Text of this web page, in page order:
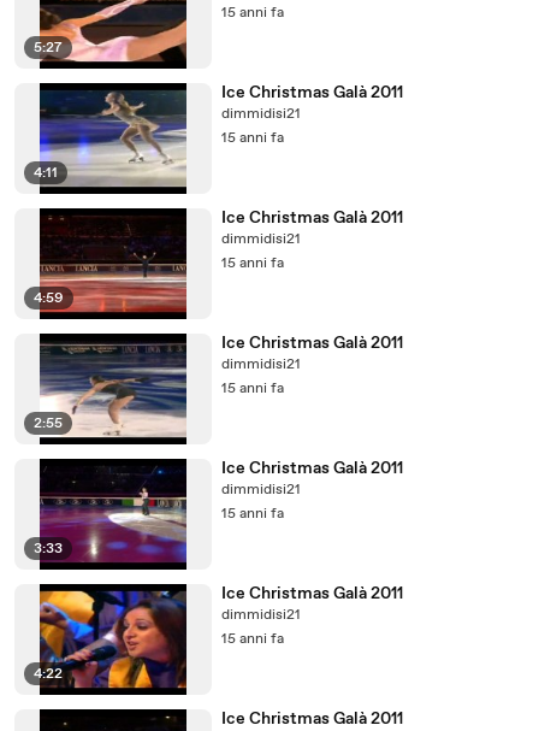
5:27
15 anni fa
4:11
Ice Christmas Galà 2011
dimmidisi21
15 anni fa
4:59
Ice Christmas Galà 2011
dimmidisi21
15 anni fa
2:55
Ice Christmas Galà 2011
dimmidisi21
15 anni fa
3:33
Ice Christmas Galà 2011
dimmidisi21
15 anni fa
4:22
Ice Christmas Galà 2011
dimmidisi21
15 anni fa
Ice Christmas Galà 2011